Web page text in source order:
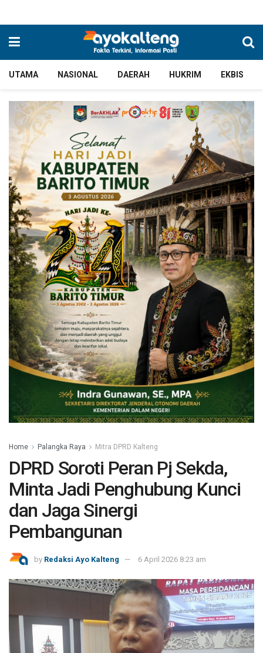
UTAMA NASIONAL DAERAH HUKRIM EKBIS
Home Palangka Raya Mitra DPRD Kalteng
DPRD Soroti Peran Pj Sekda,
Minta Jadi Penghubung Kunci
dan Jaga Sinergi
Pembangunan
by Redaksi Ayo Kalteng 6 April 2026 8:23 am